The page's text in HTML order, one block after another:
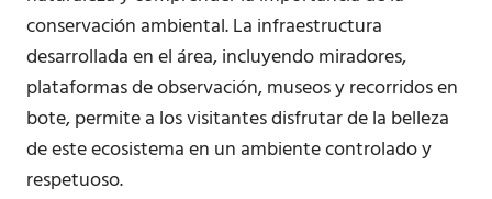
conservación ambiental. La infraestructura
desarrollada en el área, incluyendo miradores,
plataformas de observación, museos y recorridos en
bote, permite a los visitantes disfrutar de la belleza
de este ecosistema en un ambiente controlado y
respetuoso.